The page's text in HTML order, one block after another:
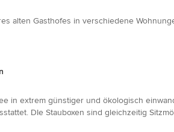
alten Gasthofes in verschiedene
in extrem günstiger und ökologisch
DIe Stauboxen sind gleichzeitig